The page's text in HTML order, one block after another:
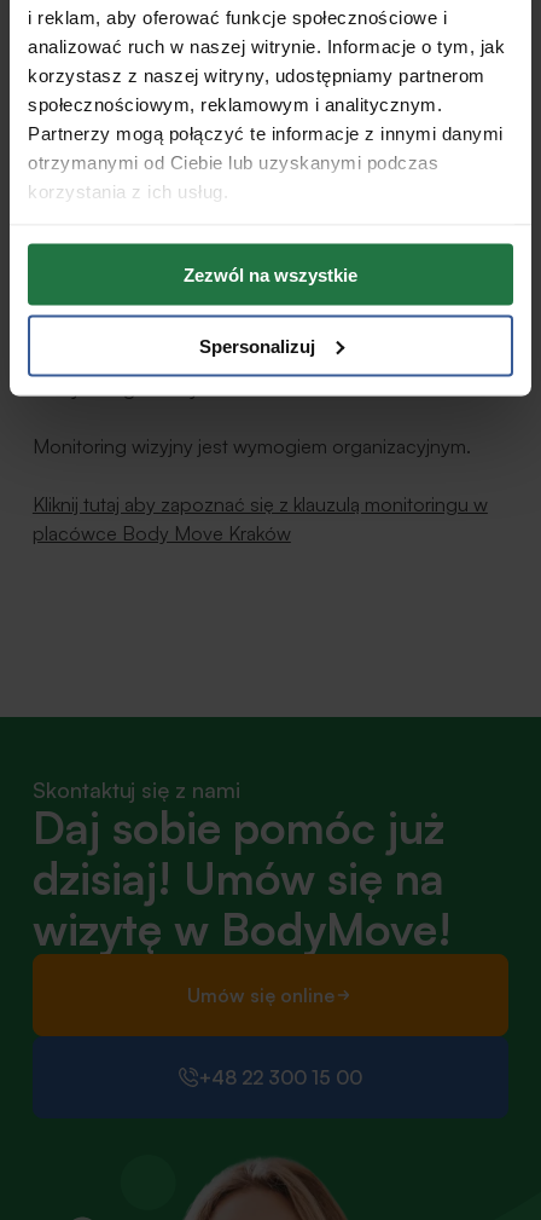
i reklam, aby oferować funkcje społecznościowe i
analizować ruch w naszej witrynie. Informacje o tym, jak
korzystasz z naszej witryny, udostępniamy partnerom
społecznościowym, reklamowym i analitycznym.
Partnerzy mogą połączyć te informacje z innymi danymi
otrzymanymi od Ciebie lub uzyskanymi podczas
korzystania z ich usług.
Zezwól na wszystkie
Spersonalizuj
podstawy prawne
ZAUTOMATYZOWANE PODEJMOWANIE DECYZJI,
PROFILOWANIE
W trakcie przetwarzania danych osobowych
Administrator danych nie będzie podejmował decyzji w
poddawane profilowaniu.
INNE INFORMACJE
Obszar objęty monitoringiem – wnętrze centrum
Monitoring wizyjny jest wymogiem organizacyjnym.
Kliknij tutaj aby zapoznać się z klauzulą monitoringu w
placówce Body Move Kraków
Skontaktuj się z nami
Daj sobie pomóc już
dzisiaj! Umów się na
wizytę w BodyMove!
Umów się online
+48 22 300 15 00